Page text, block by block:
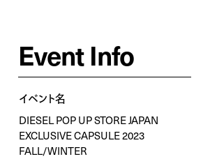
Event Info
イベント名
DIESEL POP UP STORE JAPAN
EXCLUSIVE CAPSULE 2023
FALL/WINTER